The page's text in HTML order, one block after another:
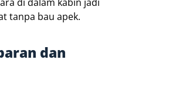
tanpa bau apek.
dan